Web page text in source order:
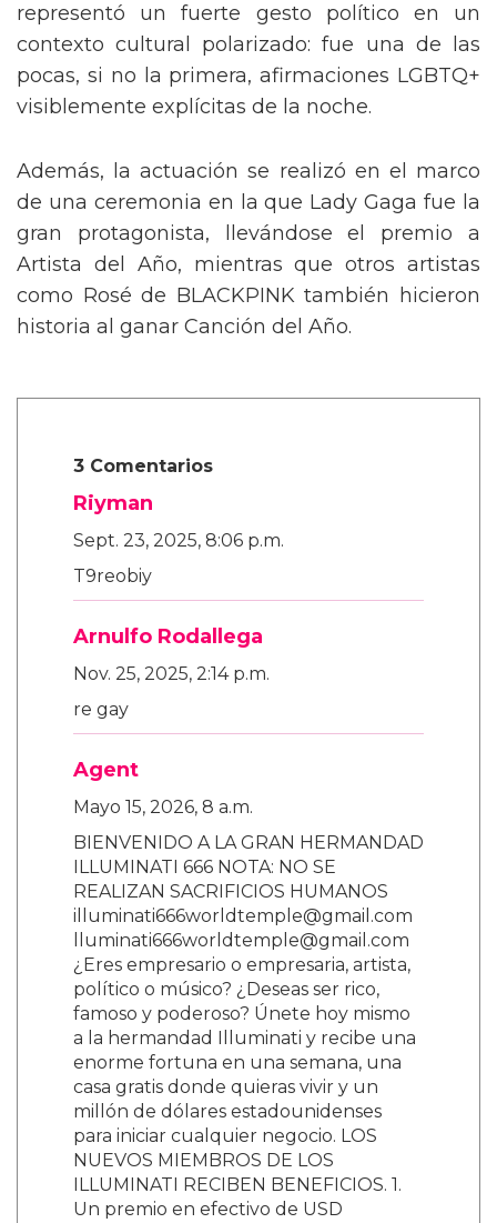
representó un fuerte gesto político en un
contexto cultural polarizado: fue una de las
pocas, si no la primera, afirmaciones LGBTQ+
visiblemente explícitas de la noche.
Además, la actuación se realizó en el marco
de una ceremonia en la que Lady Gaga fue la
gran protagonista, llevándose el premio a
Artista del Año, mientras que otros artistas
como Rosé de BLACKPINK también hicieron
historia al ganar Canción del Año.
3 Comentarios
Riyman
Sept. 23, 2025, 8:06 p.m.
T9reobiy
Arnulfo Rodallega
Nov. 25, 2025, 2:14 p.m.
re gay
Agent
Mayo 15, 2026, 8 a.m.
BIENVENIDO A LA GRAN HERMANDAD
ILLUMINATI 666 NOTA: NO SE
REALIZAN SACRIFICIOS HUMANOS
illuminati666worldtemple@gmail.com
lluminati666worldtemple@gmail.com
¿Eres empresario o empresaria, artista,
político o músico? ¿Deseas ser rico,
famoso y poderoso? Únete hoy mismo
a la hermandad Illuminati y recibe una
enorme fortuna en una semana, una
casa gratis donde quieras vivir y un
millón de dólares estadounidenses
para iniciar cualquier negocio. LOS
NUEVOS MIEMBROS DE LOS
ILLUMINATI RECIBEN BENEFICIOS. 1.
Un premio en efectivo de USD